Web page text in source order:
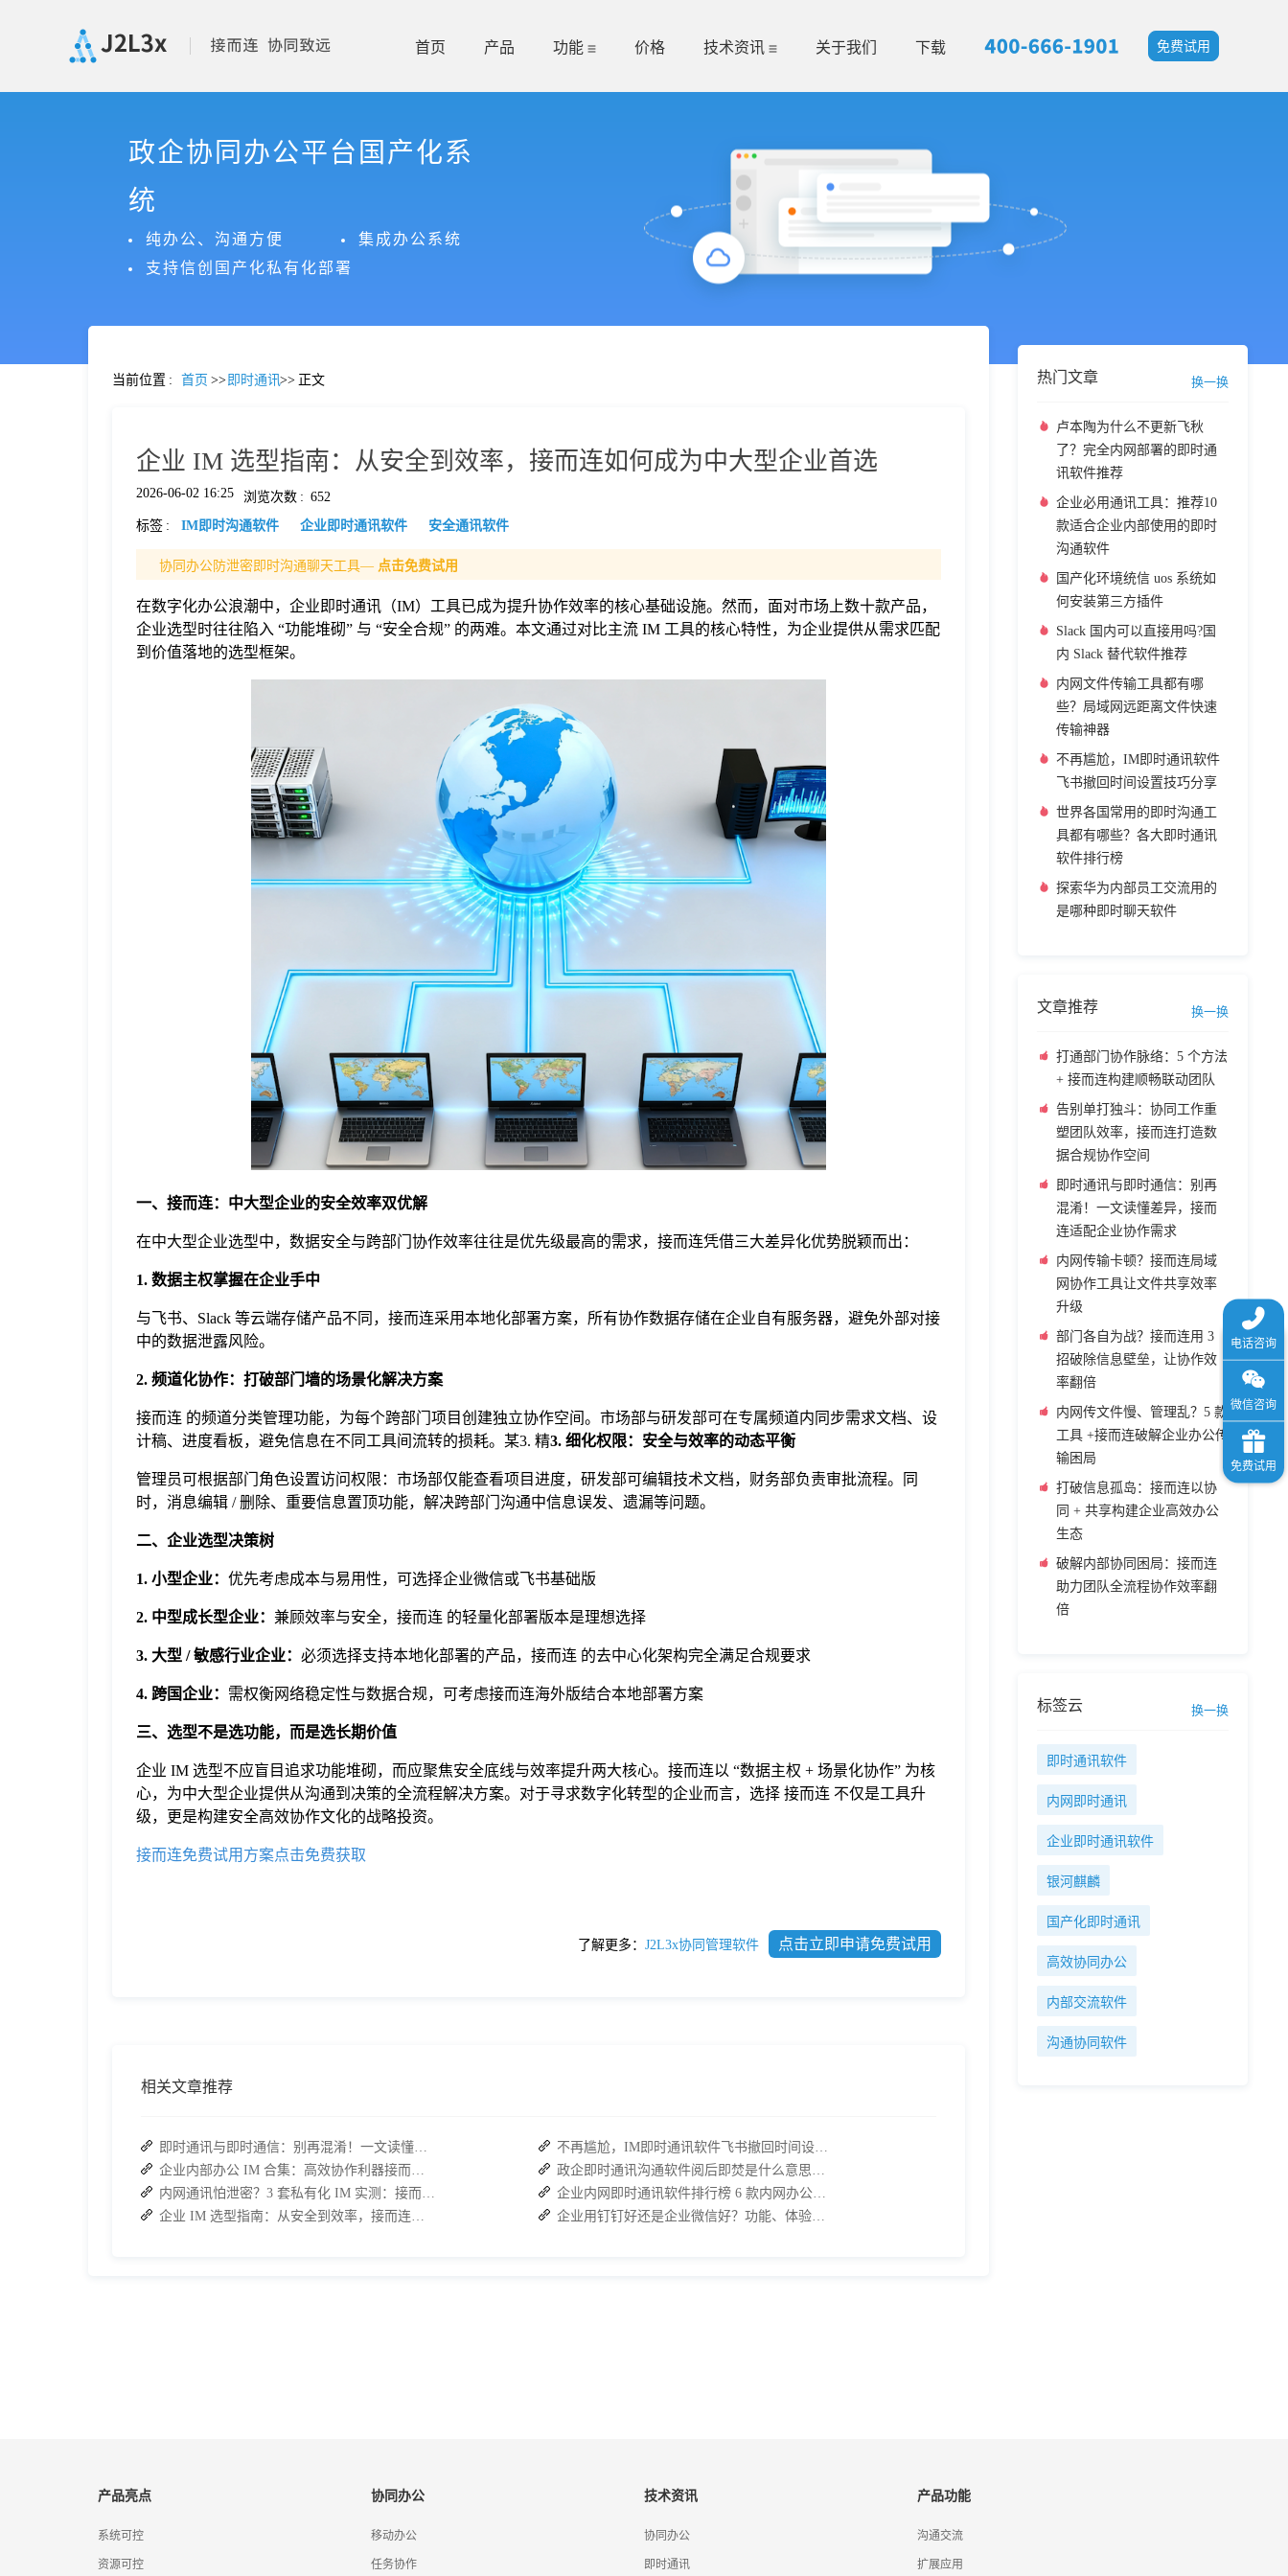
首页 产品 功能 价格 技术资讯 关于我们 下载 免费试用
政企协同办公平台国产化系
统
纯办公、沟通方便
集成办公系统
支持信创国产化私有化部署
当前位置 : 首页 >> 即时通讯>> 正文
企业 IM 选型指南：从安全到效率，接而连如何成为中大型企业首选
2026-06-02 16:25 浏览次数 : 652
标签 : IM即时沟通软件 企业即时通讯软件 安全通讯软件
协同办公防泄密即时沟通聊天工具— 点击免费试用
在数字化办公浪潮中，企业即时通讯（IM）工具已成为提升协作效率的核心基础设施。然而，面对市场上数十款产品，
企业选型时往往陷入 “功能堆砌” 与 “安全合规” 的两难。本文通过对比主流 IM 工具的核心特性，为企业提供从需求匹配
到价值落地的选型框架。
一、接而连：中大型企业的安全效率双优解
在中大型企业选型中，数据安全与跨部门协作效率往往是优先级最高的需求，接而连凭借三大差异化优势脱颖而出：
1. 数据主权掌握在企业手中
与飞书、Slack 等云端存储产品不同，接而连采用本地化部署方案，所有协作数据存储在企业自有服务器，避免外部对接
中的数据泄露风险。
2. 频道化协作：打破部门墙的场景化解决方案
接而连 的频道分类管理功能，为每个跨部门项目创建独立协作空间。市场部与研发部可在专属频道内同步需求文档、设
计稿、进度看板，避免信息在不同工具间流转的损耗。某3. 精3. 细化权限：安全与效率的动态平衡
管理员可根据部门角色设置访问权限：市场部仅能查看项目进度，研发部可编辑技术文档，财务部负责审批流程。同
时，消息编辑 / 删除、重要信息置顶功能，解决跨部门沟通中信息误发、遗漏等问题。
二、企业选型决策树
1. 小型企业： 优先考虑成本与易用性，可选择企业微信或飞书基础版
2. 中型成长型企业： 兼顾效率与安全，接而连 的轻量化部署版本是理想选择
3. 大型 / 敏感行业企业： 必须选择支持本地化部署的产品，接而连 的去中心化架构完全满足合规要求
4. 跨国企业： 需权衡网络稳定性与数据合规，可考虑接而连海外版结合本地部署方案
三、 选型不是选功能，而是选长期价值
企业 IM 选型不应盲目追求功能堆砌，而应聚焦安全底线与效率提升两大核心。接而连以 “数据主权 + 场景化协作” 为核
心，为中大型企业提供从沟通到决策的全流程解决方案。对于寻求数字化转型的企业而言，选择 接而连 不仅是工具升
级，更是构建安全高效协作文化的战略投资。
接而连免费试用方案点击免费获取
了解更多： J2L3x协同管理软件 点击立即申请免费试用
相关文章推荐
热门文章 换一换
卢本陶为什么不更新飞秋
了？完全内网部署的即时通
讯软件推荐
企业必用通讯工具：推荐10
款适合企业内部使用的即时
沟通软件
国产化环境统信 uos 系统如
何安装第三方插件
Slack 国内可以直接用吗?国
内 Slack 替代软件推荐
内网文件传输工具都有哪
些？局域网远距离文件快速
传输神器
不再尴尬，IM即时通讯软件
飞书撤回时间设置技巧分享
世界各国常用的即时沟通工
具都有哪些？各大即时通讯
软件排行榜
探索华为内部员工交流用的
是哪种即时聊天软件
文章推荐 换一换
打通部门协作脉络：5 个方法
+ 接而连构建顺畅联动团队
告别单打独斗：协同工作重
塑团队效率，接而连打造数
据合规协作空间
即时通讯与即时通信：别再
混淆！一文读懂差异，接而
连适配企业协作需求
内网传输卡顿？接而连局域
网协作工具让文件共享效率
升级
部门各自为战？接而连用 3
招破除信息壁垒，让协作效
率翻倍
内网传文件慢、管理乱？5 款
工具 +接而连破解企业办公传
输困局
打破信息孤岛：接而连以协
同 + 共享构建企业高效办公
生态
破解内部协同困局：接而连
助力团队全流程协作效率翻
倍
标签云 换一换
即时通讯软件
内网即时通讯
企业即时通讯软件
银河麒麟
国产化即时通讯
高效协同办公
内部交流软件
沟通协同软件
产品亮点
系统可控
资源可控
协同办公
移动办公
任务协作
技术资讯
协同办公
即时通讯
产品功能
沟通交流
扩展应用